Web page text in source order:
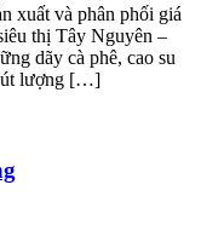
xuất và phân phối giá
thị Tây Nguyên –
dãy cà phê, cao su
lượng […]